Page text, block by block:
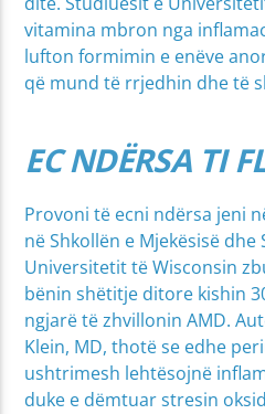
vitamina mbron nga
lufton formimin e enëve
që mund të rrjedhin dhe të
EC NDËRSA TI
Provoni të ecni ndërsa jeni
në Shkollën e Mjekësisë
Universitetit të Wisconsin
bënin shëtitje ditore kishin
ngjarë të zhvillonin AMD.
Klein, MD, thotë se edhe
ushtrimesh lehtësojnë
duke e dëmtuar stresin